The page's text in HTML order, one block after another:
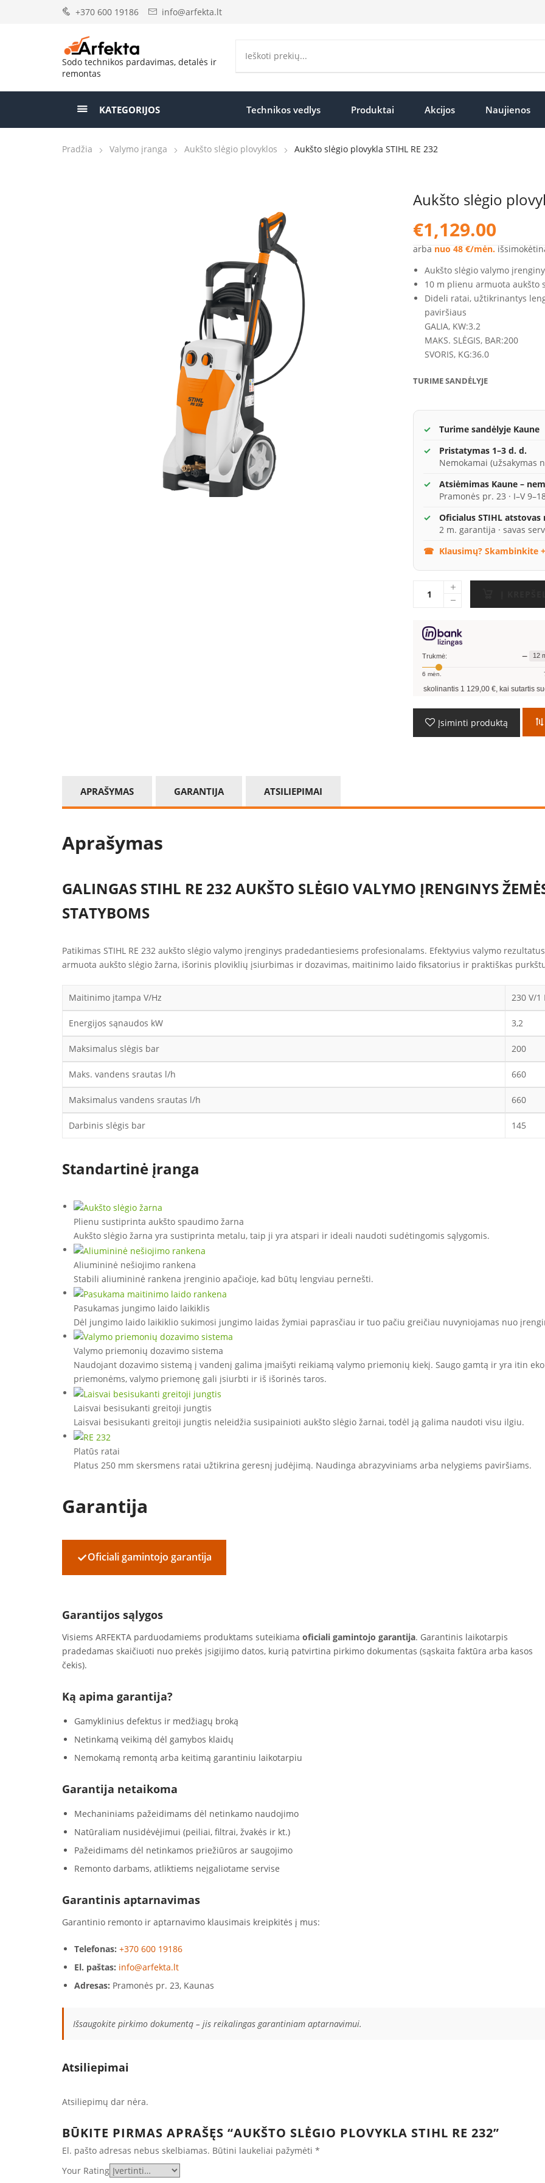
+370 600 19186 info@arfekta.lt
Sodo technikos pardavimas, detalės ir
remontas
KATEGORIJOS Technikos vedlys Produktai Akcijos Naujienos
Pradžia Valymo įranga Aukšto slėgio plovyklos Aukšto slėgio plovykla STIHL RE 232
Aukšto slėgio
€1,129.00
arba nuo 48 €/mėn.
Aukšto slėgio valymo
10 m plienu armuota aukšto
Dideli ratai, užtikrinantys
paviršiaus
GALIA, KW:3.2
MAKS. SLĖGIS, BAR:200
SVORIS, KG:36.0
TURIME SANDĖLYJE
Turime sandėlyje Kaune
Pristatymas 1–3 d. d.
Nemokamai (užsakymas
Atsiėmimas Kaune –
Pramonės pr. 23 · I–V
Oficialus STIHL atstovas
2 m. garantija · savas
Klausimų? Skambinkite
Trukmė: − 12
6 mėn.
1 129,00€, kai sutartis sudaroma12
Įsiminti produktą
APRAŠYMAS GARANTIJA ATSILIEPIMAI
Aprašymas
GALINGAS STIHL RE 232 AUKŠTO SLĖGIO VALYMO ĮRENGINYS
STATYBOMS
Patikimas STIHL RE 232 aukšto slėgio valymo įrenginys pradedantiesiems profesionalams. Efektyvius valymo
armuota aukšto slėgio žarna, išorinis ploviklių įsiurbimas ir dozavimas, maitinimo laido fiksatorius ir praktiškas
Maitinimo įtampa V/Hz 230 V/1
Energijos sąnaudos kW 3,2
Maksimalus slėgis bar 200
Maks. vandens srautas l/h 660
Maksimalus vandens srautas l/h 660
Darbinis slėgis bar 145
Standartinė įranga
Plienu sustiprinta aukšto spaudimo žarna
Aukšto slėgio žarna yra sustiprinta metalu, taip ji yra atspari ir ideali naudoti sudėtingomis sąlygomis.
Aliumininė nešiojimo rankena
Stabili aliumininė rankena įrenginio apačioje, kad būtų lengviau pernešti.
Pasukamas jungimo laido laikiklis
Dėl jungimo laido laikiklio sukimosi jungimo laidas žymiai paprasčiau ir tuo pačiu greičiau nuvyniojamas nuo
Valymo priemonių dozavimo sistema
Naudojant dozavimo sistemą į vandenį galima įmaišyti reikiamą valymo priemonių kiekį. Saugo gamtą ir yra itin
priemonėms, valymo priemonę gali įsiurbti ir iš išorinės taros.
Laisvai besisukanti greitoji jungtis
Laisvai besisukanti greitoji jungtis neleidžia susipainioti aukšto slėgio žarnai, todėl ją galima naudoti visu ilgiu.
Platūs ratai
Platus 250 mm skersmens ratai užtikrina geresnį judėjimą. Naudinga abrazyviniams arba nelygiems paviršiams.
Garantija
✓Oficiali gamintojo garantija
Garantijos sąlygos
Visiems ARFEKTA parduodamiems produktams suteikiama oficiali gamintojo garantija. Garantinis laikotarpis
pradedamas skaičiuoti nuo prekės įsigijimo datos, kurią patvirtina pirkimo dokumentas (sąskaita faktūra arba kasos
čekis).
Ką apima garantija?
Gamyklinius defektus ir medžiagų broką
Netinkamą veikimą dėl gamybos klaidų
Nemokamą remontą arba keitimą garantiniu laikotarpiu
Garantija netaikoma
Mechaniniams pažeidimams dėl netinkamo naudojimo
Natūraliam nusidėvėjimui (peiliai, filtrai, žvakės ir kt.)
Pažeidimams dėl netinkamos priežiūros ar saugojimo
Remonto darbams, atliktiems neįgaliotame servise
Garantinis aptarnavimas
Garantinio remonto ir aptarnavimo klausimais kreipkitės į mus:
Telefonas: +370 600 19186
El. paštas: info@arfekta.lt
Adresas: Pramonės pr. 23, Kaunas
Išsaugokite pirkimo dokumentą – jis reikalingas garantiniam aptarnavimui.
Atsiliepimai
Atsiliepimų dar nėra.
BŪKITE PIRMAS APRAŠĘS “AUKŠTO SLĖGIO PLOVYKLA STIHL RE 232”
El. pašto adresas nebus skelbiamas. Būtini laukeliai pažymėti *
Your Rating